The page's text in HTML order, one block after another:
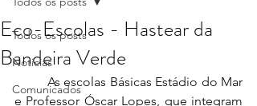
Todos os posts
Noticias
Comunicados
Eco-Escolas - Hastear da
Bandeira Verde
	As escolas Básicas Estádio do Mar
e Professor Óscar Lopes, que integram